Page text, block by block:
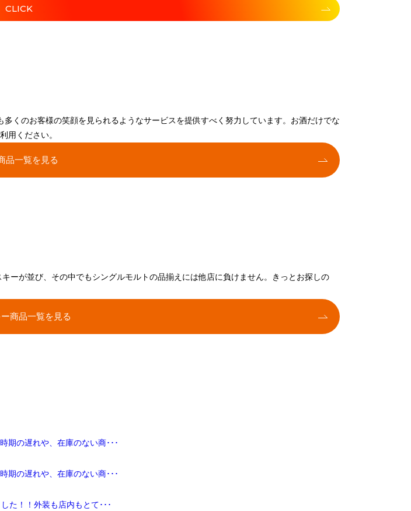
CLICK
くのお客様の笑顔を見られるようなサービスを提供すべく努力しています。お酒だけでな
用ください。
品一覧を見る
ーが並び、その中でもシングルモルトの品揃えには他店に負けません。きっとお探しの
商品一覧を見る
の遅れや、在庫のない商･･･
の遅れや、在庫のない商･･･
！！外装も店内もとて･･･